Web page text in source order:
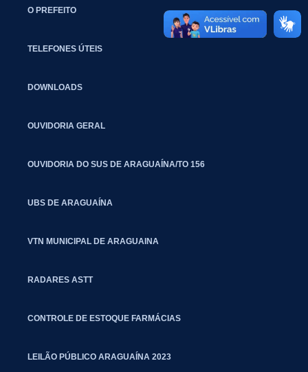
O PREFEITO
TELEFONES ÚTEIS
DOWNLOADS
OUVIDORIA GERAL
OUVIDORIA DO SUS DE ARAGUAÍNA/TO 156
UBS DE ARAGUAÍNA
VTN MUNICIPAL DE ARAGUAINA
RADARES ASTT
CONTROLE DE ESTOQUE FARMÁCIAS
LEILÃO PÚBLICO ARAGUAÍNA 2023